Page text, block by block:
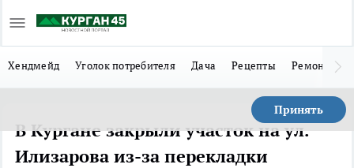
Хендмейд Уголок потребителя Дача Рецепты Ремонт
Принять
В Кургане закрыли участок на ул.
Илизарова из-за перекладки